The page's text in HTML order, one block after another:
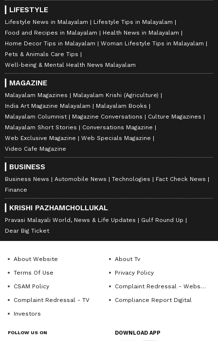
LIFESTYLE
Lifestyle News in Malayalam
Lifestyle Tips in Malayalam
Food and Recipes in Malayalam
Health News in Malayalam
Home Decor Tips in Malayalam
Woman Lifestyle Tips in Malayalam
Pets & Animals Care Tips
Well-being & Mental Health News Malayalam
MAGAZINE
Malayalam Magazines
Malayalam Krishi (Agriculture)
India Art Magazine Malayalam
Malayalam Books
Malayalam Columnist
Magazine Conversations
Culture Magazines
Malayalam Short Stories
Conversations Magazine
Web Exclusive Magazine
Web Specials Magazine
Video Cafe Magazine
BUSINESS
Business News Automobile News Technologies
Fact Check News
Finance
KRISHI PAZHAMCHOLLUKAL
Pravasi Malayali World, News & Life Updates
Gulf Round Up
Dear Big Ticket
About Website
About Tv
Terms Of Use
Privacy Policy
CSAM Policy
Complaint Redressal - Website
Complaint Redressal - TV
Compliance Report Digital
Investors
FOLLOW US ON DOWNLOAD APP